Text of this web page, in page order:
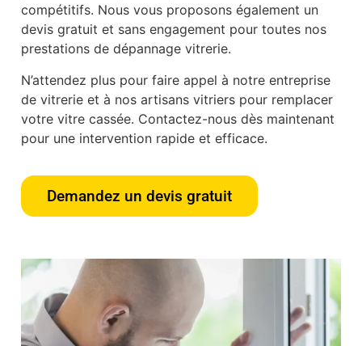
compétitifs. Nous vous proposons également un
devis gratuit et sans engagement pour toutes nos
prestations de dépannage vitrerie.
N’attendez plus pour faire appel à notre entreprise
de vitrerie et à nos artisans vitriers pour remplacer
votre vitre cassée. Contactez-nous dès maintenant
pour une intervention rapide et efficace.
Demandez un devis gratuit